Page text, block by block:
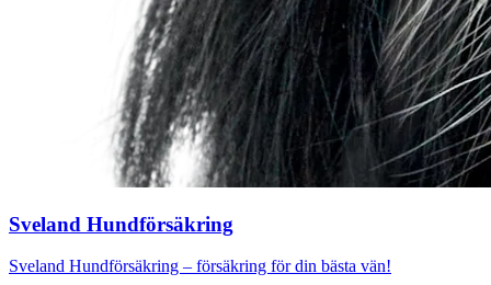
Sveland Hundförsäkring
Sveland Hundförsäkring – försäkring för din bästa vän!